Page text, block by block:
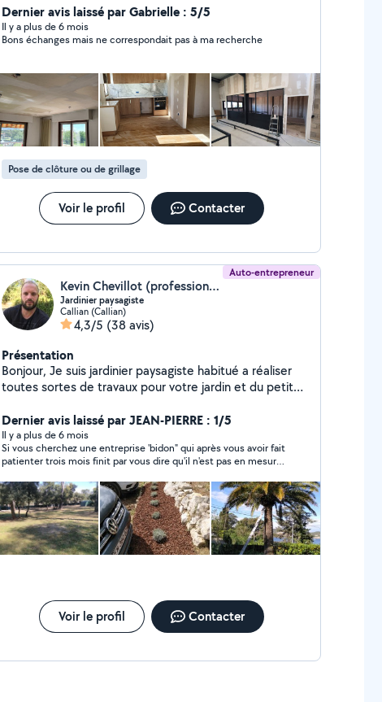
Dernier avis laissé par Gabrielle : 5/5
Il y a plus de 6 mois
Bons échanges mais ne correspondait pas à ma recherche
Pose de clôture ou de grillage
Voir le profil Contacter
Auto-entrepreneur
Kevin Chevillot (professionnel)
Jardinier paysagiste
Callian (Callian)
4,3/5 (38 avis)
Présentation
Bonjour, Je suis jardinier paysagiste habitué a réaliser
toutes sortes de travaux pour votre jardin et du petit
demandes et/ou questions. Cordialement
Dernier avis laissé par JEAN-PIERRE : 1/5
Il y a plus de 6 mois
Si vous cherchez une entreprise 'bidon" qui après vous avoir fait
patienter trois mois finit par vous dire qu'il n'est pas en mesure
rendez vous et vous informe au dernier moment qu'il s'est
trompé de jour. Qui vous refixe un nouveau rendez-vous et qui
là vous explique que sa débrousailleuse est est panne. Bref si
vous voulez faire un chantier fuyez cette entreprise qui est
tout sauf une entreprise professionnelle !!
Voir le profil Contacter